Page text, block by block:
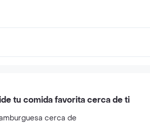
tu comida favorita cerca de ti
cerca de